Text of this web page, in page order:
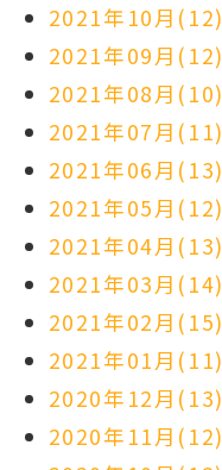
2021年10月(12)
2021年09月(12)
2021年08月(10)
2021年07月(11)
2021年06月(13)
2021年05月(12)
2021年04月(13)
2021年03月(14)
2021年02月(15)
2021年01月(11)
2020年12月(13)
2020年11月(12)